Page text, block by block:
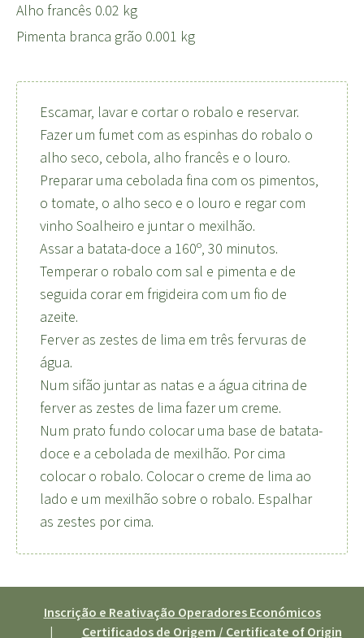
Alho francês 0.02 kg
Pimenta branca grão 0.001 kg
Escamar, lavar e cortar o robalo e reservar.
Fazer um fumet com as espinhas do robalo o
alho seco, cebola, alho francês e o louro.
Preparar uma cebolada fina com os pimentos,
o tomate, o alho seco e o louro e regar com
vinho Soalheiro e juntar o mexilhão.
Assar a batata-doce a 160º, 30 minutos.
Temperar o robalo com sal e pimenta e de
seguida corar em frigideira com um fio de
azeite.
Ferver as zestes de lima em três fervuras de
água.
Num sifão juntar as natas e a água citrina de
ferver as zestes de lima fazer um creme.
Num prato fundo colocar uma base de batata-
doce e a cebolada de mexilhão. Por cima
colocar o robalo. Colocar o creme de lima ao
lado e um mexilhão sobre o robalo. Espalhar
as zestes por cima.
Inscrição e Reativação Operadores Económicos
|
Certificados de Origem / Certificate of Origin